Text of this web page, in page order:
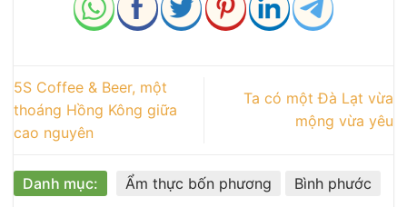
5S Coffee & Beer, một
thoáng Hồng Kông giữa
cao nguyên
Ta có một Đà Lạt vừa
mộng vừa yêu
Danh mục: Ẩm thực bốn phương Bình phước